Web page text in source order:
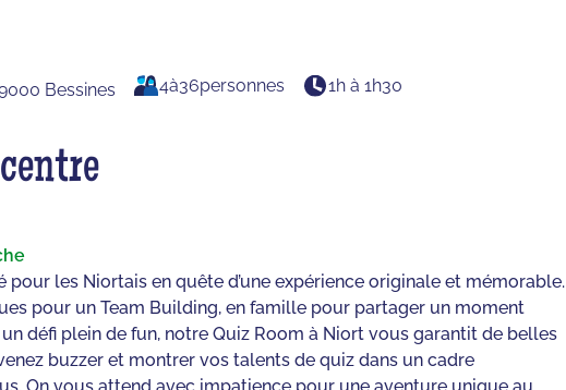
Bessines 4à36personnes 1h à 1h30
pour les Niortais en quête d’une expérience originale et mémorable.
pour un Team Building, en famille pour partager un moment
défi plein de fun, notre Quiz Room à Niort vous garantit de belles
buzzer et montrer vos talents de quiz dans un cadre